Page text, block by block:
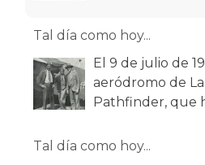
Tal día como hoy...
El 9 de julio de
aeródromo de
Pathfinder, que
Tal día como hoy...